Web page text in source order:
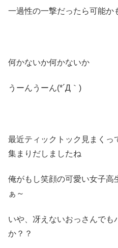
一過性の一撃だったら可能か
何かないか何かないか
うーんうーん(*´Д｀)
最近ティックトック見まくっ
集まりだしましたね
俺がもし笑顔の可愛い女子高
ぁ～
いや、冴えないおっさんでも
か？？